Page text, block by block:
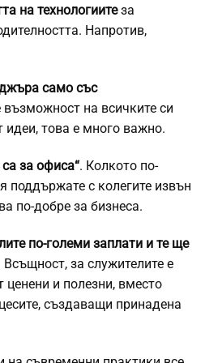
на технологиитеза
Напротив,
само със
възможност на всичките си
идеи, това е много важно.
за офиса“. Колкото по-
с колегите извън
по-добре за бизнеса.
по-големи заплати и те ще
Всъщност, за служителите е
ценени и полезни, вместо
създаващи принадена